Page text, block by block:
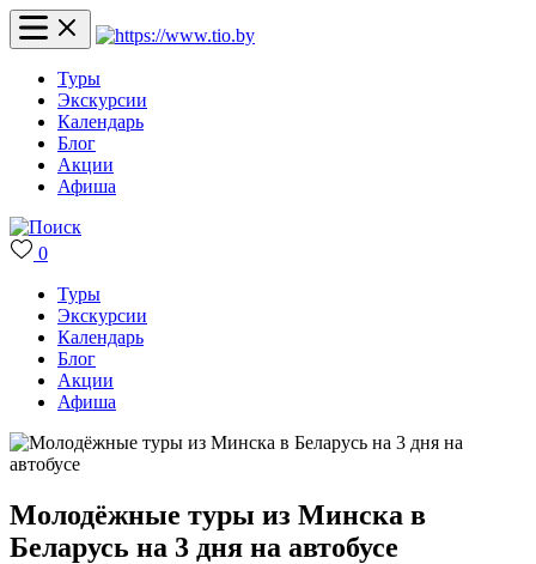
Туры
Экскурсии
Календарь
Блог
Акции
Афиша
0
Туры
Экскурсии
Календарь
Блог
Акции
Афиша
Молодёжные туры из Минска в
Беларусь на 3 дня на автобусе